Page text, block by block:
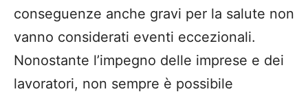
conseguenze anche gravi per la salute non
vanno considerati eventi eccezionali.
Nonostante l’impegno delle imprese e dei
lavoratori, non sempre è possibile